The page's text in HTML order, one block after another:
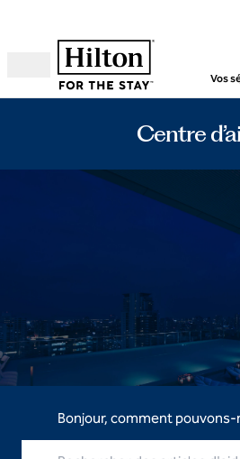
Ouvrir le menu Vos
Centre
Bonjour, comment pouvons-